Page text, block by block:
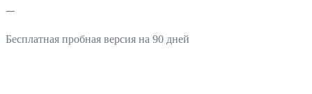
Бесплатная пробная версия на 90 дней